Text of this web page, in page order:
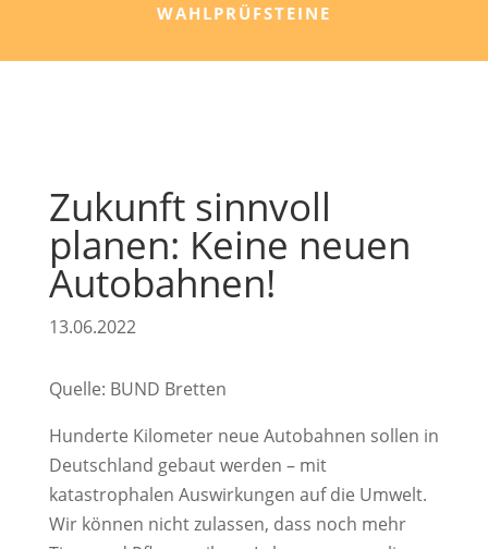
WAHLPRÜFSTEINE
Zukunft sinnvoll
planen: Keine neuen
Autobahnen!
13.06.2022
Quelle: BUND Bretten
Hunderte Kilometer neue Autobahnen sollen in
Deutschland gebaut werden – mit
katastrophalen Auswirkungen auf die Umwelt.
Wir können nicht zulassen, dass noch mehr